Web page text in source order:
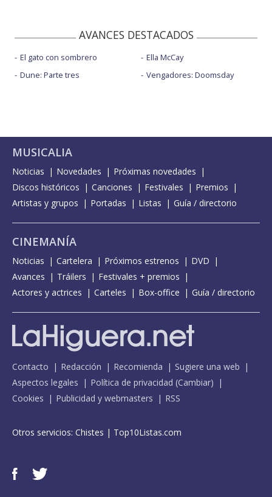
AVANCES DESTACADOS
El gato con sombrero
Dune: Parte tres
Ella McCay
Vengadores: Doomsday
MUSICALIA
Noticias Novedades
Próximas novedades
Discos históricos
Canciones Festivales
Premios
Artistas y grupos
Portadas Listas Guía / directorio
CINEMANÍA
Noticias Cartelera Próximos estrenos
DVD
Avances
Tráilers
Festivales + premios
Actores y actrices
Carteles Box-office Guía / directorio
Contacto Redacción Recomienda
Sugiere una web
Aspectos legales
Política de privacidad (Cambiar)
Cookies
Publicidad y webmasters RSS
Otros servicios: Chistes | Top10Listas.com